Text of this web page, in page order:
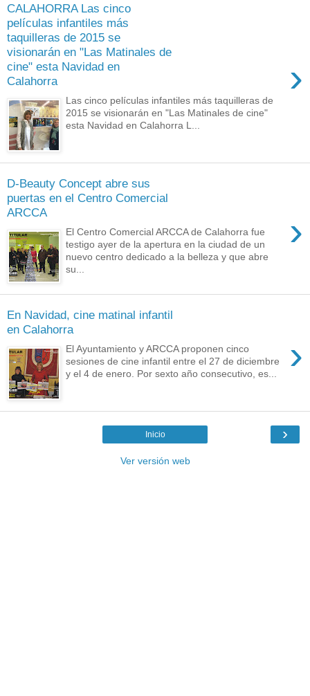
CALAHORRA Las cinco
películas infantiles más
taquilleras de 2015 se
visionarán en "Las Matinales de
cine" esta Navidad en
Calahorra
›
Las cinco películas infantiles más taquilleras de
2015 se visionarán en "Las Matinales de cine"
esta Navidad en Calahorra L...
D-Beauty Concept abre sus
puertas en el Centro Comercial
ARCCA
›
El Centro Comercial ARCCA de Calahorra fue
testigo ayer de la apertura en la ciudad de un
nuevo centro dedicado a la belleza y que abre
su...
En Navidad, cine matinal infantil
en Calahorra
›
El Ayuntamiento y ARCCA proponen cinco
sesiones de cine infantil entre el 27 de diciembre
y el 4 de enero. Por sexto año consecutivo, es...
›
Inicio
Ver versión web